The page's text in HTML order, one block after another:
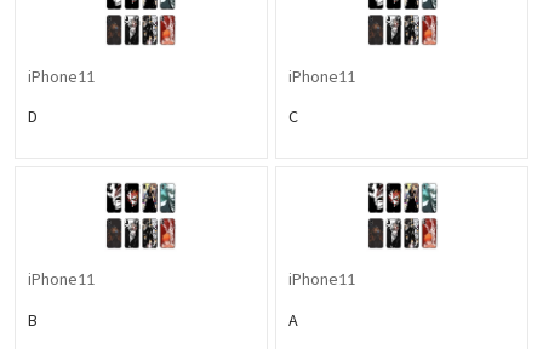
iPhone11
D
iPhone11
C
iPhone11
B
iPhone11
A